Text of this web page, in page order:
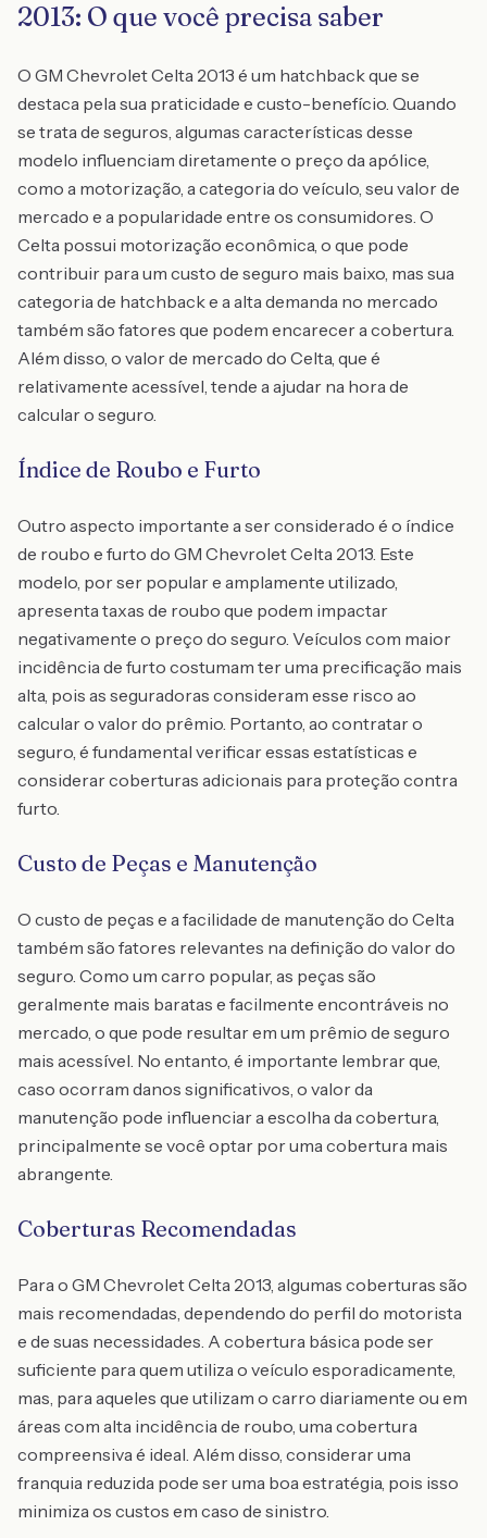
2013: O que você precisa saber
O GM Chevrolet Celta 2013 é um hatchback que se
destaca pela sua praticidade e custo-benefício. Quando
se trata de seguros, algumas características desse
modelo influenciam diretamente o preço da apólice,
como a motorização, a categoria do veículo, seu valor de
mercado e a popularidade entre os consumidores. O
Celta possui motorização econômica, o que pode
contribuir para um custo de seguro mais baixo, mas sua
categoria de hatchback e a alta demanda no mercado
também são fatores que podem encarecer a cobertura.
Além disso, o valor de mercado do Celta, que é
relativamente acessível, tende a ajudar na hora de
calcular o seguro.
Índice de Roubo e Furto
Outro aspecto importante a ser considerado é o índice
de roubo e furto do GM Chevrolet Celta 2013. Este
modelo, por ser popular e amplamente utilizado,
apresenta taxas de roubo que podem impactar
negativamente o preço do seguro. Veículos com maior
incidência de furto costumam ter uma precificação mais
alta, pois as seguradoras consideram esse risco ao
calcular o valor do prêmio. Portanto, ao contratar o
seguro, é fundamental verificar essas estatísticas e
considerar coberturas adicionais para proteção contra
furto.
Custo de Peças e Manutenção
O custo de peças e a facilidade de manutenção do Celta
também são fatores relevantes na definição do valor do
seguro. Como um carro popular, as peças são
geralmente mais baratas e facilmente encontráveis no
mercado, o que pode resultar em um prêmio de seguro
mais acessível. No entanto, é importante lembrar que,
caso ocorram danos significativos, o valor da
manutenção pode influenciar a escolha da cobertura,
principalmente se você optar por uma cobertura mais
abrangente.
Coberturas Recomendadas
Para o GM Chevrolet Celta 2013, algumas coberturas são
mais recomendadas, dependendo do perfil do motorista
e de suas necessidades. A cobertura básica pode ser
suficiente para quem utiliza o veículo esporadicamente,
mas, para aqueles que utilizam o carro diariamente ou em
áreas com alta incidência de roubo, uma cobertura
compreensiva é ideal. Além disso, considerar uma
franquia reduzida pode ser uma boa estratégia, pois isso
minimiza os custos em caso de sinistro.